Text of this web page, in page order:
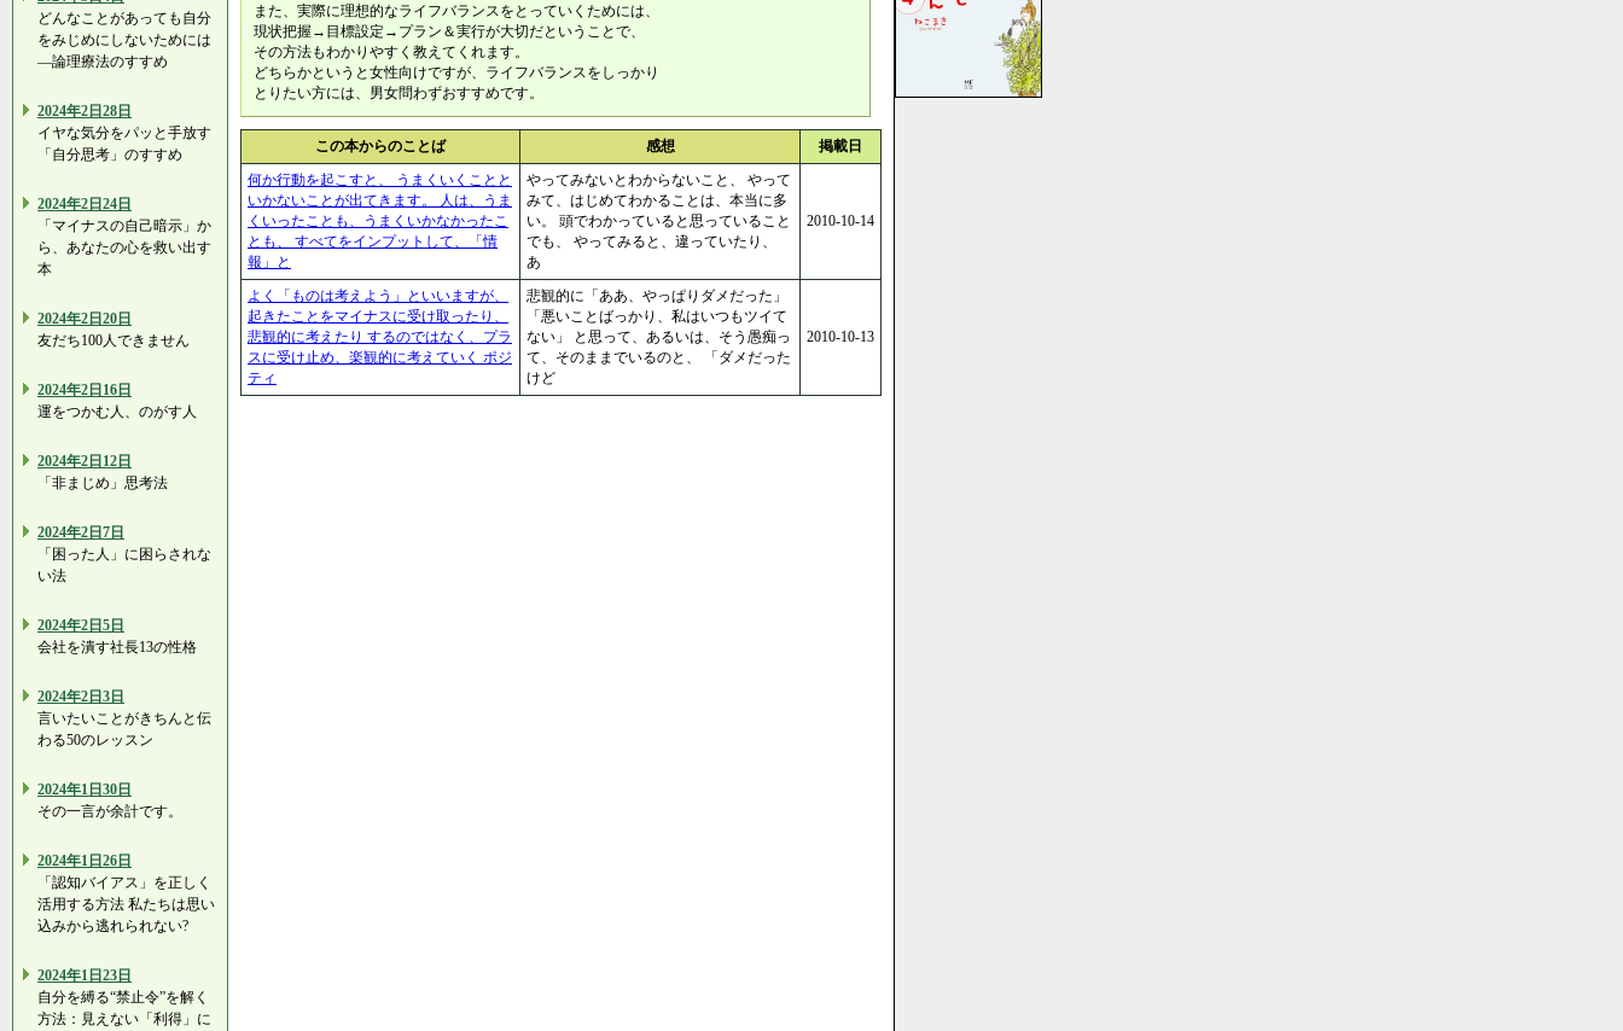
どんなことがあっても自分
をみじめにしないためには
―論理療法のすすめ
2024年2日28日
イヤな気分をパッと手放す
「自分思考」のすすめ
2024年2日24日
「マイナスの自己暗示」か
ら、あなたの心を救い出す
本
2024年2日20日
友だち100人できません
2024年2日16日
運をつかむ人、のがす人
2024年2日12日
「非まじめ」思考法
2024年2日7日
「困った人」に困らされな
い法
2024年2日5日
会社を潰す社長13の性格
2024年2日3日
言いたいことがきちんと伝
わる50のレッスン
2024年1日30日
その一言が余計です。
2024年1日26日
「認知バイアス」を正しく
活用する方法 私たちは思い
込みから逃れられない?
2024年1日23日
自分を縛る“禁止令”を解く
方法：見えない「利得」に
また、実際に理想的なライフバランスをとっていくためには、
現状把握→目標設定→プラン＆実行が大切だということで、
その方法もわかりやすく教えてくれます。
どちらかというと女性向けですが、ライフバランスをしっかり
とりたい方には、男女問わずおすすめです。
この本からのことば 感想
掲載日
何か行動を起こすと、 うまくいくことと
いかないことが出てきます。 人は、うま
くいったことも、うまくいかなかったこ
とも、 すべてをインプットして、「情
報」と
やってみないとわからないこと、 やって
みて、はじめてわかることは、本当に多
い。 頭でわかっていると思っていること
でも、 やってみると、違っていたり、
あ
2010-10-14
よく「ものは考えよう」といいますが、
起きたことをマイナスに受け取ったり、
悲観的に考えたり するのではなく、プラ
スに受け止め、楽観的に考えていく ポジ
ティ
悲観的に「ああ、やっぱりダメだった」
「悪いことばっかり、私はいつもツイて
ない」 と思って、あるいは、そう愚痴っ
て、そのままでいるのと、 「ダメだった
けど
2010-10-13